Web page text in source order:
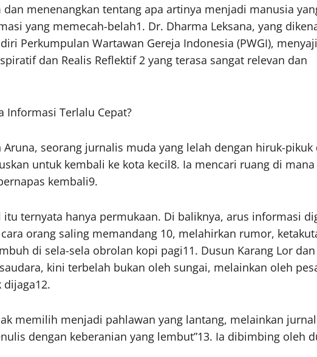
menenangkan tentang apa artinya menjadi manusia
yang memecah-belah1. Dr. Dharma Leksana, yang
Perkumpulan Wartawan Gereja Indonesia (PWGI),
dan Realis Reflektif 2 yang terasa sangat relevan dan
Informasi Terlalu Cepat?
seorang jurnalis muda yang lelah dengan hiruk-pikuk
untuk kembali ke kota kecil8. Ia mencari ruang di mana
kembali9.
ternyata hanya permukaan. Di baliknya, arus informasi
cara orang saling memandang 10, melahirkan rumor,
di sela-sela obrolan kopi pagi11. Dusun Karang Lor dan
kini terbelah bukan oleh sungai, melainkan oleh
memilih menjadi pahlawan yang lantang, melainkan
dengan keberanian yang lembut”13. Ia dibimbing oleh